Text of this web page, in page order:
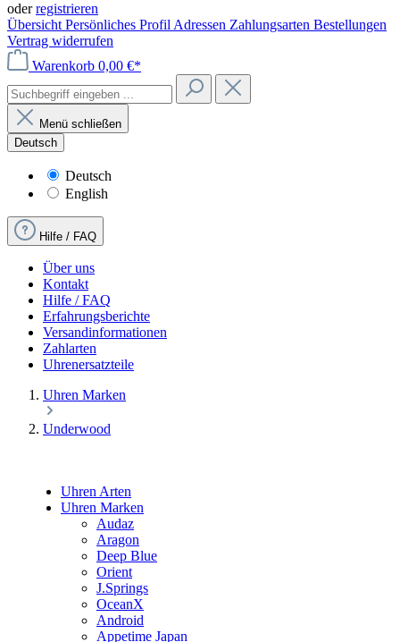
oderregistrieren
Übersicht Persönliches Profil Adressen Zahlungsarten Bestellungen
Vertrag widerrufen
Warenkorb 0,00 €*
Menü schließen
Deutsch
Deutsch
English
Hilfe / FAQ
Über uns
Kontakt
Hilfe / FAQ
Erfahrungsberichte
Versandinformationen
Zahlarten
Uhrenersatzteile
Uhren Marken
Underwood
Uhren Arten
Uhren Marken
Audaz
Aragon
Deep Blue
Orient
J.Springs
OceanX
Android
Appetime Japan